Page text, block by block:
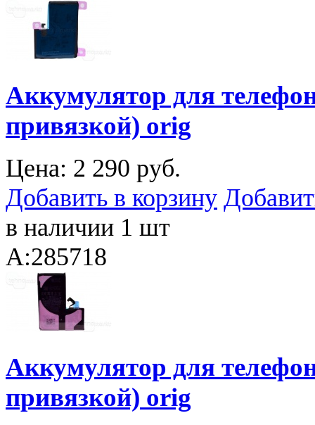
Аккумулятор для
привязкой) orig
Цена: 2 290 руб.
Добавить в корзину
в наличии 1 шт
A:285718
Аккумулятор для
привязкой) orig